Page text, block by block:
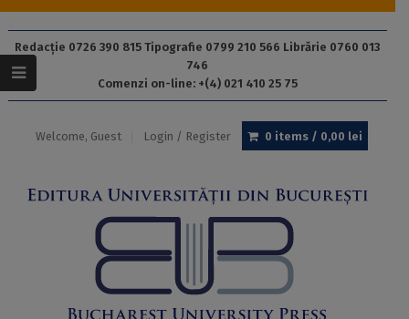
Redacție 0726 390 815 Tipografie 0799 210 566 Librărie 0760 013
746
Comenzi on-line: +(4) 021 410 25 75
Welcome, Guest Login / Register 0 items / 0,00 lei